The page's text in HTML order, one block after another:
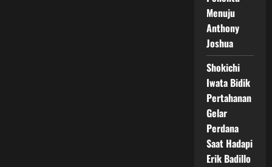
Menuju
Anthony
Joshua
Shokichi
Iwata Bidik
Pertahanan
Gelar
Perdana
Saat Hadapi
Erik Badillo